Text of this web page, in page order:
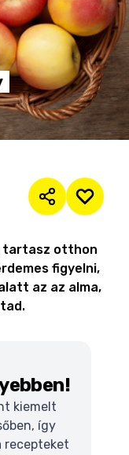
tartasz otthon
figyelni,
az az alma,
kiemelt
így
recepteket